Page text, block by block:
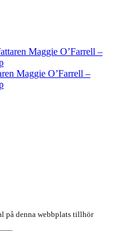
Maggie O’Farrell –
på denna webbplats tillhör